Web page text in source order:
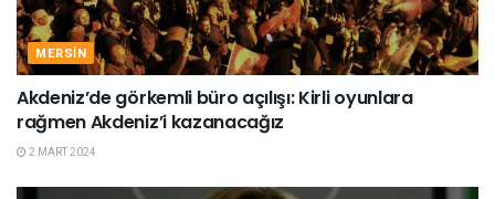
MERSIN
Akdeniz’de görkemli büro açılışı: Kirli oyunlara
rağmen Akdeniz’i kazanacağız
2 MART 2024